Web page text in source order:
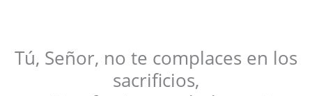
Tú, Señor, no te complaces en los
sacrificios,